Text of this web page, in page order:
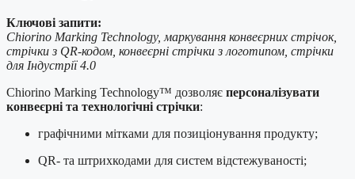
Ключові запити:
Chiorino Marking Technology, маркування конвеєрних стрічок,
стрічки з QR-кодом, конвеєрні стрічки з логотипом, стрічки
для Індустрії 4.0
Chiorino Marking Technology™ дозволяє персоналізувати
конвеєрні та технологічні стрічки:
графічними мітками для позиціонування продукту;
QR- та штрихкодами для систем відстежуваності;